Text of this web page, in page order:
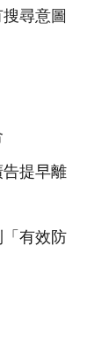
尋意圖
提早離
有效防